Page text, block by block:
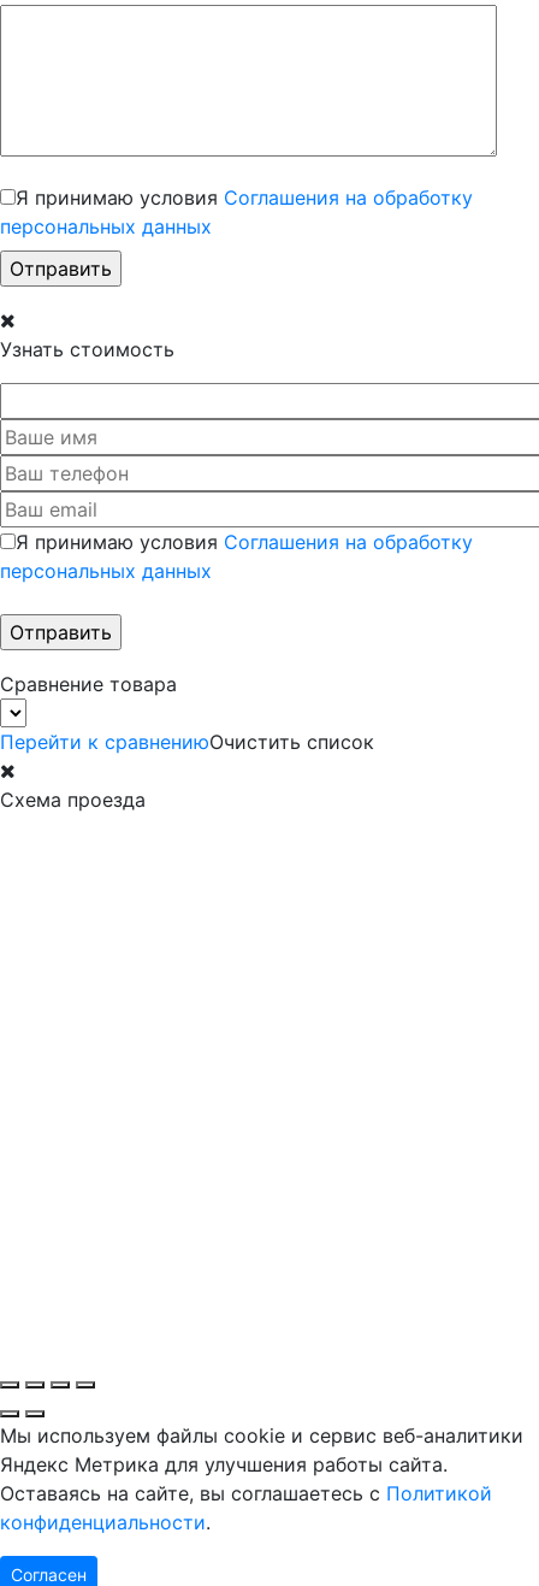
Я принимаю условия Соглашения на обработку
персональных данных
Узнать стоимость
Я принимаю условия Соглашения на обработку
персональных данных
Сравнение товара
Перейти к сравнениюОчистить список
Схема проезда
Мы используем файлы cookie и сервис веб-аналитики
Яндекс Метрика для улучшения работы сайта.
Оставаясь на сайте, вы соглашаетесь с Политикой
конфиденциальности.
Согласен